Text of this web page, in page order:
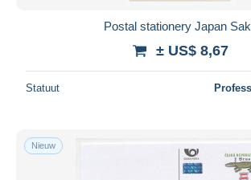
Postal stationery Japan
± US$ 8,67
Statuut
Nieuw